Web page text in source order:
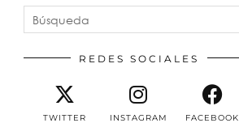
REDES SOCIALES
TWITTER INSTAGRAM FACEBOOK